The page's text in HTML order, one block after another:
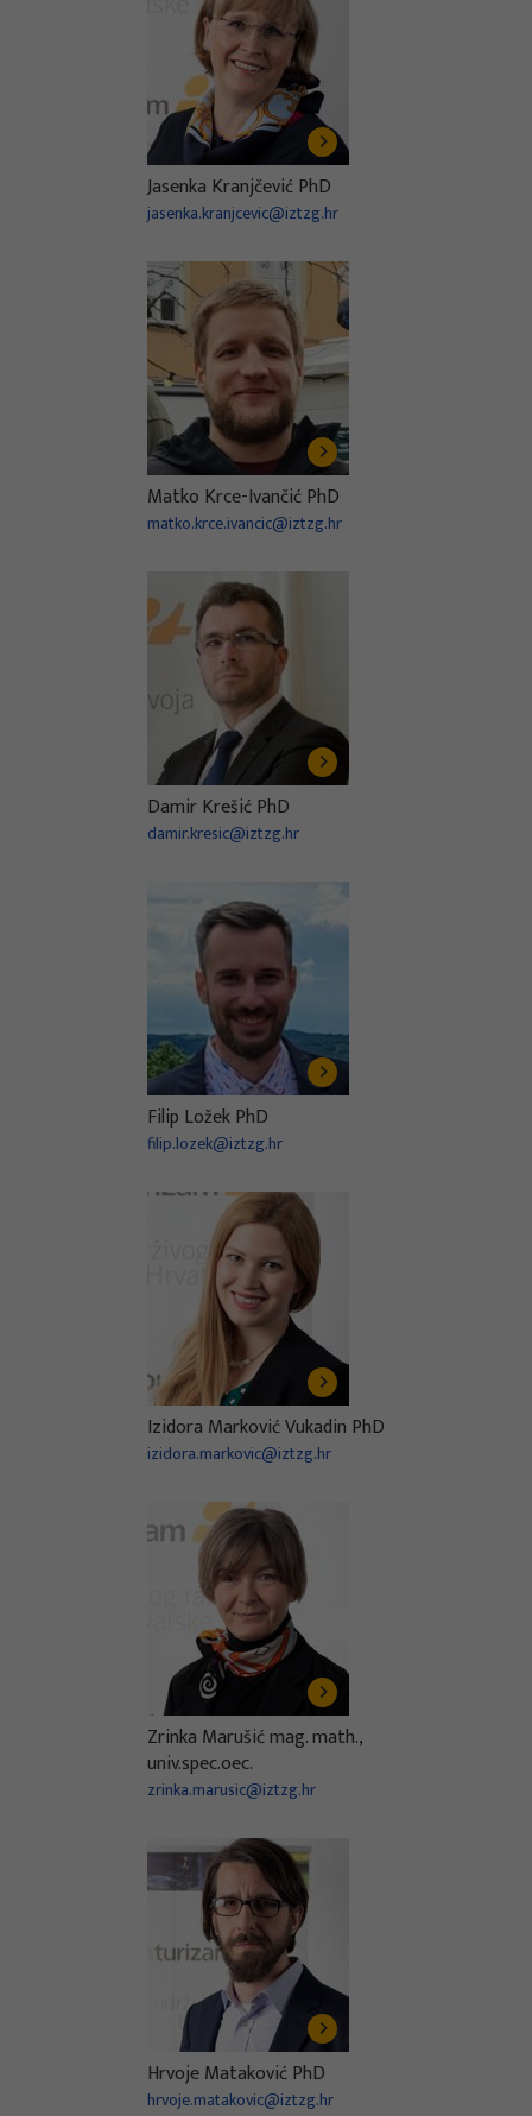
Jasenka Kranjčević PhD
jasenka.kranjcevic@iztzg.hr
Matko Krce-Ivančić PhD
matko.krce.ivancic@iztzg.hr
Damir Krešić PhD
damir.kresic@iztzg.hr
Filip Ložek PhD
filip.lozek@iztzg.hr
Izidora Marković Vukadin PhD
izidora.markovic@iztzg.hr
Zrinka Marušić mag. math.,
univ.spec.oec.
zrinka.marusic@iztzg.hr
Hrvoje Mataković PhD
hrvoje.matakovic@iztzg.hr